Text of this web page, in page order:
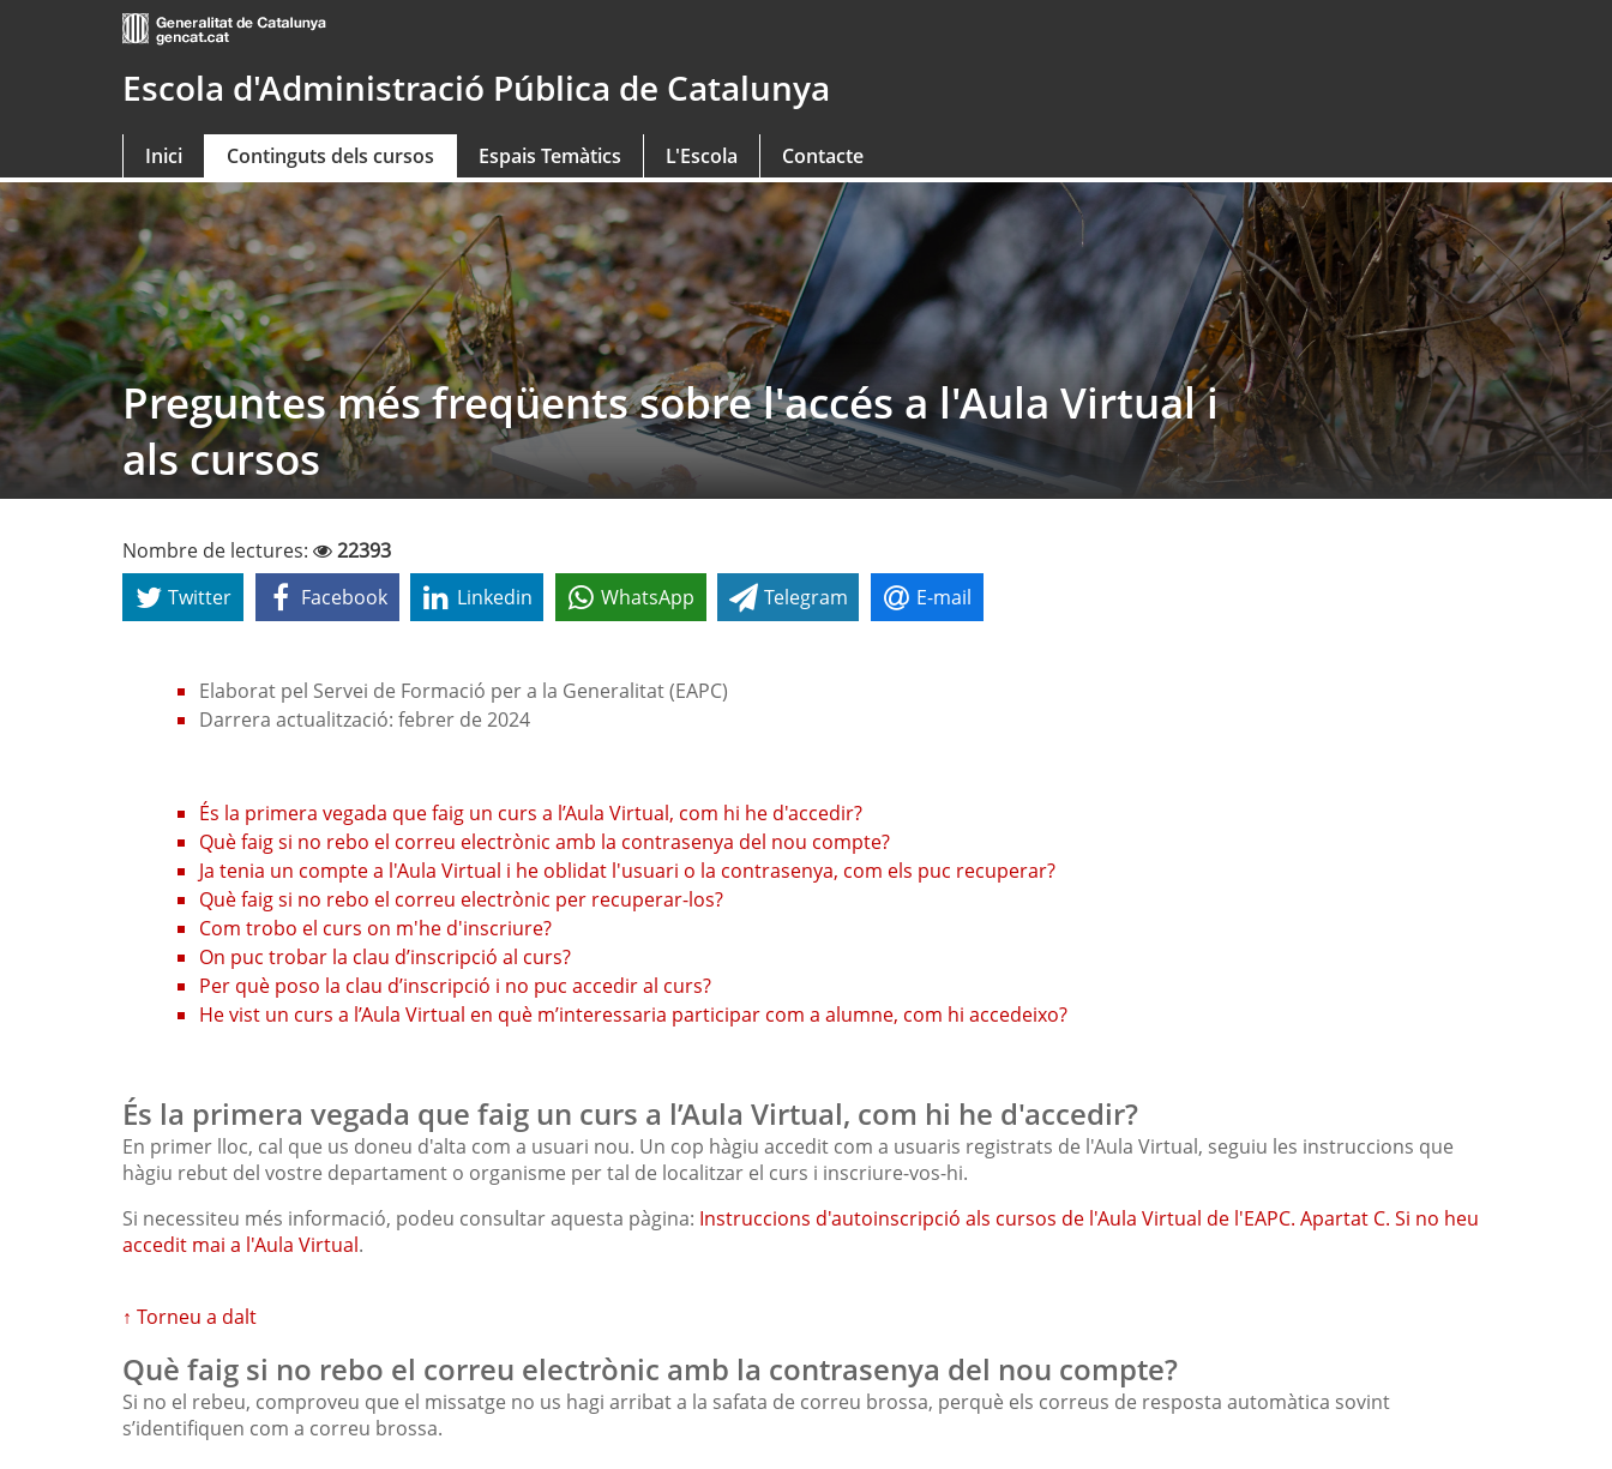
Escola d'Administració Pública de Catalunya
Inici Continguts dels cursos Espais Temàtics L'Escola Contacte
Preguntes més freqüents sobre l'accés a l'Aula Virtual i
als cursos
Nombre de lectures:
22393
Twitter
Facebook Linkedin WhatsApp Telegram E-mail
Elaborat pel Servei de Formació per a la Generalitat (EAPC)
Darrera actualització: febrer de 2024
És la primera vegada que faig un curs a l’Aula Virtual, com hi he d'accedir?
Què faig si no rebo el correu electrònic amb la contrasenya del nou compte?
Ja tenia un compte a l'Aula Virtual i he oblidat l'usuari o la contrasenya, com els puc recuperar?
Què faig si no rebo el correu electrònic per recuperar-los?
Com trobo el curs on m'he d'inscriure?
On puc trobar la clau d’inscripció al curs?
Per què poso la clau d’inscripció i no puc accedir al curs?
He vist un curs a l’Aula Virtual en què m’interessaria participar com a alumne, com hi accedeixo?
És la primera vegada que faig un curs a l’Aula Virtual, com hi he d'accedir?
En primer lloc, cal que us doneu d'alta com a usuari nou. Un cop hàgiu accedit com a usuaris registrats de l'Aula Virtual, seguiu les instruccions que
hàgiu rebut del vostre departament o organisme per tal de localitzar el curs i inscriure-vos-hi.
Si necessiteu més informació, podeu consultar aquesta pàgina: Instruccions d'autoinscripció als cursos de l'Aula Virtual de l'EAPC. Apartat C. Si no heu
accedit mai a l'Aula Virtual.
↑ Torneu a dalt
Què faig si no rebo el correu electrònic amb la contrasenya del nou compte?
Si no el rebeu, comproveu que el missatge no us hagi arribat a la safata de correu brossa, perquè els correus de resposta automàtica sovint
s’identifiquen com a correu brossa.